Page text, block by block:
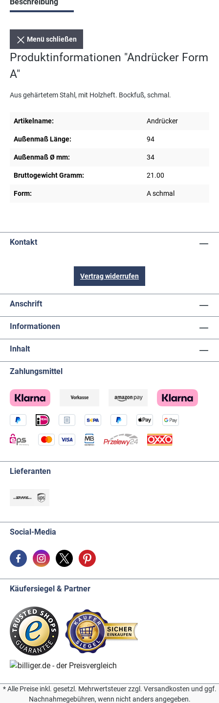
Menü schließen
Produktinformationen "Andrücker Form
A"
Aus gehärtetem Stahl, mit Holzheft. Bockfuß, schmal.
Artikelname: Andrücker
Außenmaß Länge: 94
Außenmaß Ø mm: 34
Bruttogewicht Gramm: 21.00
Form: A schmal
Kontakt
Vertrag widerrufen
Anschrift
Informationen
Inhalt
Zahlungsmittel
Lieferanten
Social-Media
Käufersiegel & Partner
* Alle Preise inkl. gesetzl. Mehrwertsteuer zzgl. Versandkosten und ggf.
Nachnahmegebühren, wenn nicht anders angegeben.